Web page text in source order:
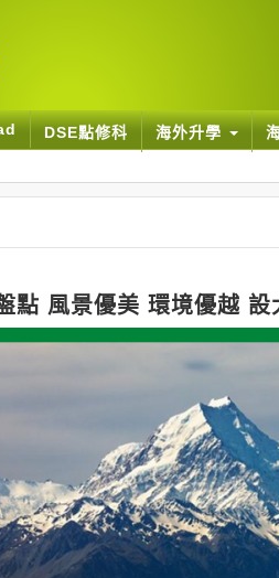
DSE點修科 海外升學
點 風景優美 環境優越